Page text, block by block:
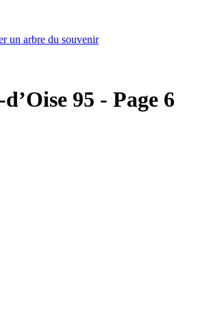
un arbre du souvenir
95 - Page 6